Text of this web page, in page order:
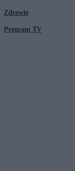
Zdrowie
Program TV